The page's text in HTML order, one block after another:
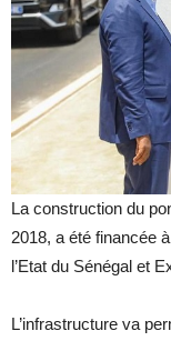
La construction du
2018, a été financée
l’Etat du Sénégal et
L’infrastructure va